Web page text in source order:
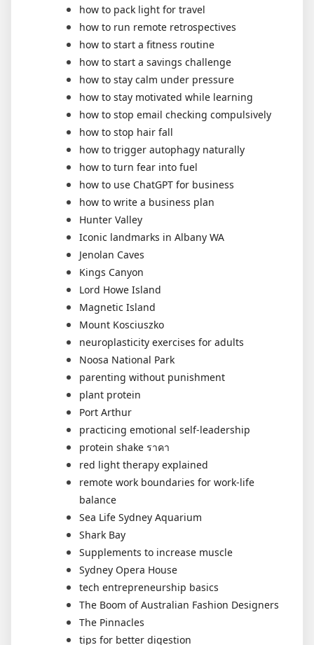
how to pack light for travel
how to run remote retrospectives
how to start a fitness routine
how to start a savings challenge
how to stay calm under pressure
how to stay motivated while learning
how to stop email checking compulsively
how to stop hair fall
how to trigger autophagy naturally
how to turn fear into fuel
how to use ChatGPT for business
how to write a business plan
Hunter Valley
Iconic landmarks in Albany WA
Jenolan Caves
Kings Canyon
Lord Howe Island
Magnetic Island
Mount Kosciuszko
neuroplasticity exercises for adults
Noosa National Park
parenting without punishment
plant protein
Port Arthur
practicing emotional self-leadership
protein shake ราคา
red light therapy explained
remote work boundaries for work-life
balance
Sea Life Sydney Aquarium
Shark Bay
Supplements to increase muscle
Sydney Opera House
tech entrepreneurship basics
The Boom of Australian Fashion Designers
The Pinnacles
tips for better digestion